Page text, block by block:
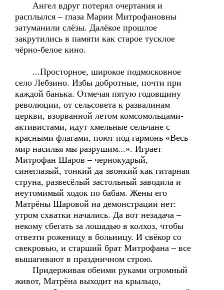
Ангел вдруг потерял очертания и
расплылся – глаза Марии Митрофановны
затуманили слёзы. Далёкое прошлое
закрутились в памяти как старое тусклое
чёрно-белое кино.
...Просторное, широкое подмосковное
село Лебзино. Избы добротные, почти при
каждой банька. Отмечая пятую годовщину
революции, от сельсовета к развалинам
церкви, взорванной летом комсомольцами-
активистами, идут хмельные сельчане с
красными флагами, поют под гармонь «Весь
мир насилья мы разрушим...». Играет
Митрофан Шаров – чернокудрый,
синеглазый, тонкий да звонкий как гитарная
струна, развесёлый застольный заводила и
неутомимый ходок по бабам. Жены его
Матрёны Шаровой на демонстрации нет:
утром схватки начались. Да вот незадача –
некому сбегать за лошадью в колхоз, чтобы
отвезти роженицу в больницу. И свёкор со
свекровью, и старший брат Митрофана – все
вышагивают в праздничном строю.
Придерживая обеими руками огромный
живот, Матрёна выходит на крыльцо,